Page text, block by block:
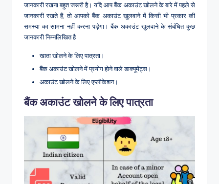
जानकारी रखना बहुत जरूरी है। यदि आप बैंक अकाउंट खोलने के बारे में पहले से
जानकारी रखते हैं, तो आपको बैंक अकाउंट खुलवाने में किसी भी प्रकार की
समस्या का सामना नहीं करना पड़ेगा। बैंक अकाउंट खुलवाने के संबंधित कुछ
जानकारी निम्नलिखित है
खाता खोलने के लिए पात्रता।
बैंक अकाउंट खोलने में प्रयोग होने वाले डाक्यूमेंट्स।
अकाउंट खोलने के लिए एप्लीकेशन।
बैंक अकाउंट खोलने के लिए पात्रता